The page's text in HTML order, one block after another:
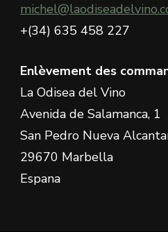
+(34) 635 458 227
Enlèvement des
La Odisea del Vino
Avenida de Salamanca, 1
San Pedro Nueva
29670 Marbella
Espana